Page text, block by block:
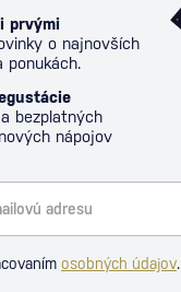
prvými
o najnovších
ponukách.
bezplatných
nápojov
osobných údajov.